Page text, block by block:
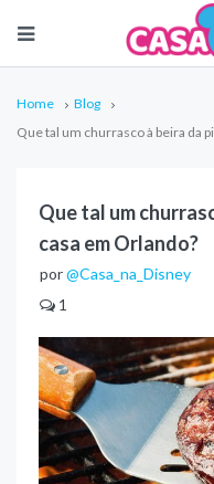
Home
Blog
Que tal um churrasco à beira da
Que tal um
casa em Orlando?
por@Casa_na_Disney
1